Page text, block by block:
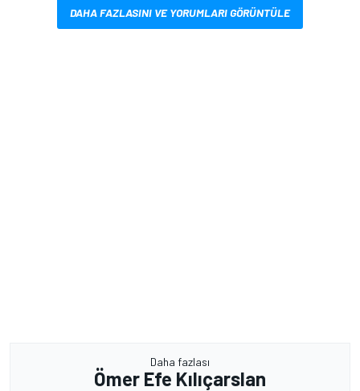
DAHA FAZLASINI VE YORUMLARI GÖRÜNTÜLE
Daha fazlası
Ömer Efe Kılıçarslan